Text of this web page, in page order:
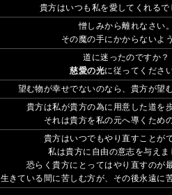
貴方はいつも私を愛してくれるで
憎しみから離れなさい。
その魔の手にかからないよう
道に迷ったのですか？
慈愛の光に従ってください
望む物が幸せでないのなら、貴方が望
貴方は私が貴方の為に用意した道を
それは貴方を私の元へ導くため
貴方はいつでもやり直すことが
私は貴方に自由の意志を与えま
恐らく貴方にとってはやり直すのが
生きている間に苦しむ方が、その後永遠に